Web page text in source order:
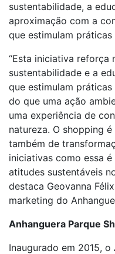
sustentabilidade, a
aproximação com a
que estimulam
“Esta iniciativa reforça
sustentabilidade e a
que estimulam
do que uma ação
uma experiência de
natureza. O shopping
também de
iniciativas como essa
atitudes sustentáveis
destaca Geovanna
marketing do
Anhanguera Parque
Inaugurado em 2015,